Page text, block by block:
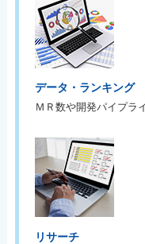
データ・ランキング
ＭＲ数や開発パイプラ
リサーチ